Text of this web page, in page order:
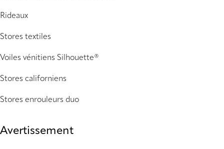
Rideaux
Stores textiles
Voiles vénitiens Silhouette®
Stores californiens
Stores enrouleurs duo
Avertissement